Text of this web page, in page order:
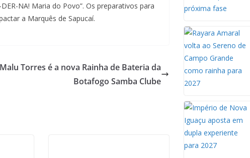
NA! Maria do Povo”. Os preparativos para
a Marquês de Sapucaí.
Malu Torres é a nova Rainha de Bateria da
Botafogo Samba Clube